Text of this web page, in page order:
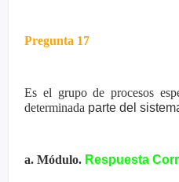
Pregunta 17
Es el grupo de procesos
determinada parte del
a. Módulo. Respuesta